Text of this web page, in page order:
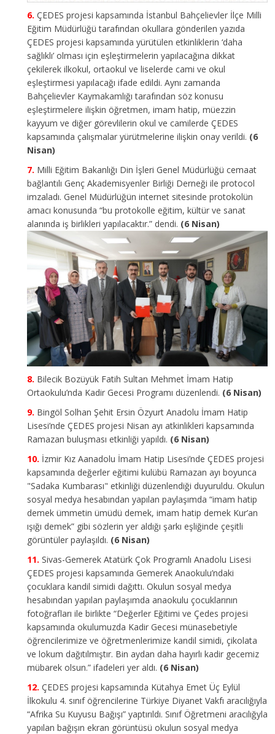
ÇEDES projesi kapsamında İstanbul Bahçelievler İlçe Milli
Eğitim Müdürlüğü tarafından okullara gönderilen yazıda
ÇEDES projesi kapsamında yürütülen etkinliklerin ‘daha
sağlıklı’ olması için eşleştirmelerin yapılacağına dikkat
çekilerek ilkokul, ortaokul ve liselerde cami ve okul
eşleştirmesi yapılacağı ifade edildi. Aynı zamanda
Bahçelievler Kaymakamlığı tarafından söz konusu
eşleştirmelere ilişkin öğretmen, imam hatip, müezzin
kayyum ve diğer görevlilerin okul ve camilerde ÇEDES
kapsamında çalışmalar yürütmelerine ilişkin onay verildi. (6
Nisan)
Milli Eğitim Bakanlığı Din İşleri Genel Müdürlüğü cemaat
bağlantılı Genç Akademisyenler Birliği Derneği ile protocol
imzaladı. Genel Müdürlüğün internet sitesinde protokolün
amacı konusunda “bu protokolle eğitim, kültür ve sanat
alanında iş birlikleri yapılacaktır.” dendi. (6 Nisan)
Bilecik Bozüyük Fatih Sultan Mehmet İmam Hatip
Ortaokulu’nda Kadir Gecesi Programı düzenlendi. (6 Nisan)
Bingöl Solhan Şehit Ersin Özyurt Anadolu İmam Hatip
Lisesi’nde ÇEDES projesi Nisan ayı atkinlikleri kapsamında
Ramazan buluşması etkinliği yapıldı. (6 Nisan)
İzmir Kız Aanadolu İmam Hatip Lisesi’nde ÇEDES projesi
kapsamında değerler eğitimi kulübü Ramazan ayı boyunca
"Sadaka Kumbarası" etkinliği düzenlendiği duyuruldu. Okulun
sosyal medya hesabından yapılan paylaşımda “imam hatip
demek ümmetin ümüdü demek, imam hatip demek Kur’an
ışığı demek” gibi sözlerin yer aldığı şarkı eşliğinde çeşitli
görüntüler paylaşıldı. (6 Nisan)
Sivas-Gemerek Atatürk Çok Programlı Anadolu Lisesi
ÇEDES projesi kapsamında Gemerek Anaokulu’ndaki
çocuklara kandil simidi dağıttı. Okulun sosyal medya
hesabından yapılan paylaşımda anaokulu çocuklarının
fotoğrafları ile birlikte “Değerler Eğitimi ve Çedes projesi
kapsamında okulumuzda Kadir Gecesi münasebetiyle
öğrencilerimize ve öğretmenlerimize kandil simidi, çikolata
ve lokum dağıtılmıştır. Bin aydan daha hayırlı kadir gecemiz
mübarek olsun.” ifadeleri yer aldı. (6 Nisan)
ÇEDES projesi kapsamında Kütahya Emet Üç Eylül
İlkokulu 4. sınıf öğrencilerine Türkiye Diyanet Vakfı aracılığıyla
“Afrika Su Kuyusu Bağışı” yaptırıldı. Sınıf Öğretmeni aracılığyla
yapılan bağışın ekran görüntüsü okulun sosyal medya